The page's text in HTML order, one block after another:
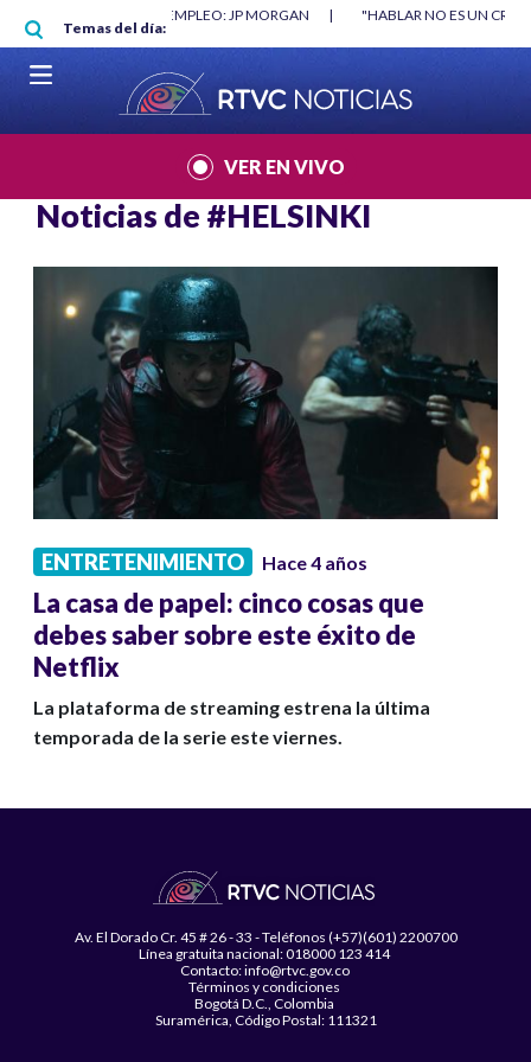
Pasar al contenido principal
Temas del día:
MÍNIMO NO DESTRUYÓ EMPLEO: JP MORGAN |
"HABLAR NO ES UN
MUNDIAL 2026
|
VER EN VIVO
Noticias de #HELSINKI
ENTRETENIMIENTO Hace 4 años
La casa de papel: cinco cosas que
debes saber sobre este éxito de
Netflix
La plataforma de streaming estrena la última
temporada de la serie este viernes.
Av. El Dorado Cr. 45 # 26 - 33 - Teléfonos (+57)(601) 2200700
Línea gratuita nacional: 018000 123 414
Contacto: info@rtvc.gov.co
Términos y condiciones
Bogotá D.C., Colombia
Suramérica, Código Postal: 111321